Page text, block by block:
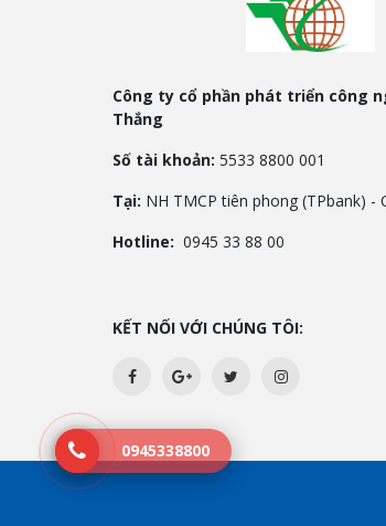
Công ty cổ phần phát triển công
Thắng
Số tài khoản: 5533 8800 001
Tại: NH TMCP tiên phong (TPbank) -
Hotline: 0945 33 88 00
KẾT NỐI VỚI CHÚNG TÔI:
0945338800